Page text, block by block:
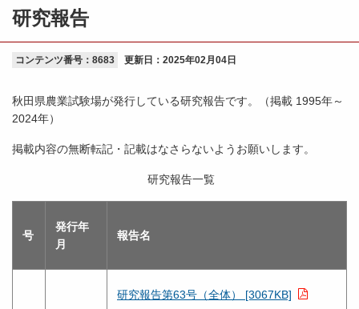
研究報告
コンテンツ番号：8683 更新日： 2025年02月04日
秋田県農業試験場が発行している研究報告です。（掲載 1995年～
2024年）
掲載内容の無断転記・記載はなさらないようお願いします。
号
発行年
月
報告名
研究報告一覧
研究報告第63号（全体） [3067KB]